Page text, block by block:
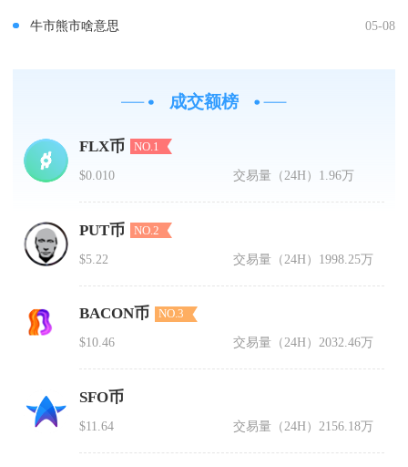
牛市熊市啥意思 05-08
成交额榜
FLX币 NO.1
$0.010 交易量（24H） 1.96万
PUT币 NO.2
$5.22 交易量（24H） 1998.25万
BACON币 NO.3
$10.46 交易量（24H）2032.46万
SFO币
$11.64 交易量（24H） 2156.18万